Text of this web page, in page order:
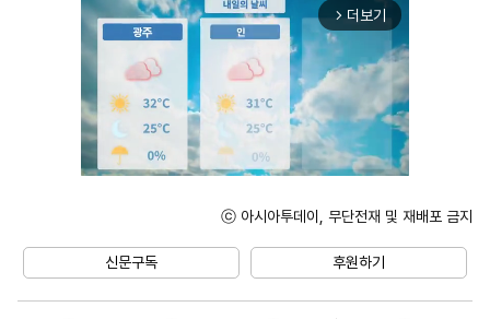
arrow_forward_ios 더보기
ⓒ 아시아투데이, 무단전재 및 재배포 금지
신문구독 후원하기